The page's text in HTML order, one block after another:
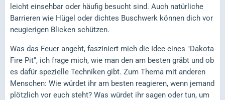
leicht einsehbar oder häufig besucht sind. Auch natürliche
Barrieren wie Hügel oder dichtes Buschwerk können dich vor
neugierigen Blicken schützen.
Was das Feuer angeht, fasziniert mich die Idee eines "Dakota
Fire Pit", ich frage mich, wie man den am besten gräbt und ob
es dafür spezielle Techniken gibt. Zum Thema mit anderen
Menschen: Wie würdet ihr am besten reagieren, wenn jemand
plötzlich vor euch steht? Was würdet ihr sagen oder tun, um